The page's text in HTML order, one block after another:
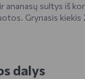
ananasų sultys iš
Grynasis kiekis
dalys